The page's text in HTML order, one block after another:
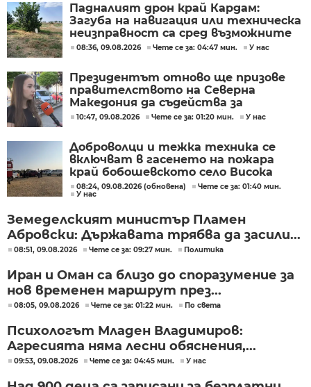
Падналият дрон край Кардам:
Загуба на навигация или техническа
неизправност са сред възможните
причини
08:36, 09.08.2026 Чете се за: 04:47 мин. У нас
Президентът отново ще призове
правителството на Северна
Македония да съдейства за
лечението на Ива Михайлова
10:47, 09.08.2026 Чете се за: 01:20 мин. У нас
Доброволци и тежка техника се
включват в гасенето на пожара
край бобошевското село Висока
могила
08:24, 09.08.2026 (обновена)
Чете се за: 01:40 мин.
У нас
Земеделският министър Пламен
Абровски: Държавата трябва да засили...
08:51, 09.08.2026 Чете се за: 09:27 мин. Политика
Иран и Оман са близо до споразумение за
нов временен маршрут през...
08:05, 09.08.2026 Чете се за: 01:22 мин. По света
Психологът Младен Владимиров:
Агресията няма лесни обяснения,...
09:53, 09.08.2026 Чете се за: 04:45 мин. У нас